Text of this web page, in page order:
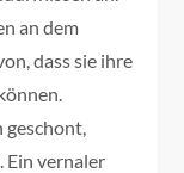
an dem
dass sie ihre
geschont,
Ein vernaler